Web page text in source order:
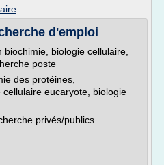
d'emploi
biologie cellulaire,
poste
des protéines,
eucaryote, biologie
privés/publics